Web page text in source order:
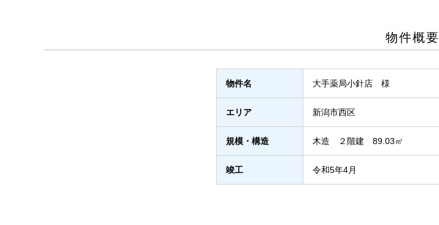
物件概要
物件名 大手薬局小針店 様
エリア 新潟市西区
規模・構造 木造 ２階建 89.03㎡
竣工 令和5年4月